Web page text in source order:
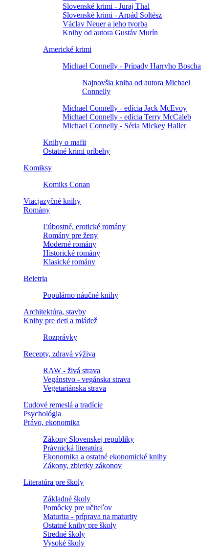
Slovenské krimi - Juraj Thal
Slovenské krimi - Arpád Soltész
Václav Neuer a jeho tvorba
Knihy od autora Gustáv Murín
Americké krimi
Michael Connelly - Prípady Harryho Boscha
Najnovšia kniha od autora Michael
Connelly
Michael Connelly - edícia Jack McEvoy
Michael Connelly - edícia Terry McCaleb
Michael Connelly - Séria Mickey Haller
Knihy o mafii
Ostatné krimi príbehy
Komiksy
Komiks Conan
Viacjazyčné knihy
Romány
Ľúbostné, erotické romány
Romány pre ženy
Moderné romány
Historické romány
Klasické romány
Beletria
Populárno náučné knihy
Architektúra, stavby
Knihy pre deti a mládež
Rozprávky
Recepty, zdravá výživa
RAW - živá strava
Vegánstvo - vegánska strava
Vegetariánska strava
Ľudové remeslá a tradície
Psychológia
Právo, ekonomika
Zákony Slovenskej republiky
Právnická literatúra
Ekonomika a ostatné ekonomické knihy
Zákony, zbierky zákonov
Literatúra pre školy
Základné školy
Pomôcky pre učiteľov
Maturita - príprava na maturity
Ostatné knihy pre školy
Stredné školy
Vysoké školy